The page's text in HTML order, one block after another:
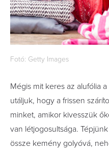
Fotó: Getty Images
Mégis mit keres az alufólia
utáljuk, hogy a frissen
minket, amikor kivesszük
van létjogosultsága.
össze kemény golyóvá,